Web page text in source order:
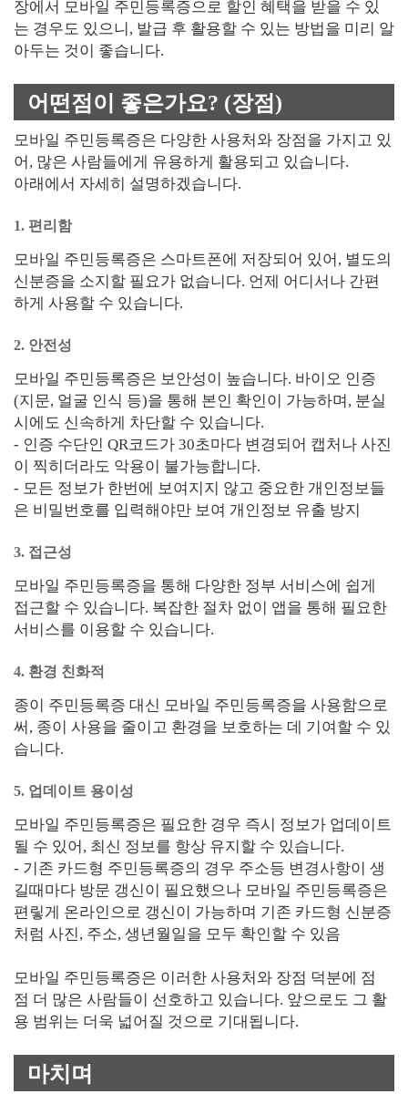
장에서 모바일 주민등록증으로 할인 혜택을 받을 수 있
는 경우도 있으니, 발급 후 활용할 수 있는 방법을 미리 알
아두는 것이 좋습니다.
어떤점이 좋은가요? (장점)
모바일 주민등록증은 다양한 사용처와 장점을 가지고 있
어, 많은 사람들에게 유용하게 활용되고 있습니다.
아래에서 자세히 설명하겠습니다.
1. 편리함
모바일 주민등록증은 스마트폰에 저장되어 있어, 별도의
신분증을 소지할 필요가 없습니다. 언제 어디서나 간편
하게 사용할 수 있습니다.
2. 안전성
모바일 주민등록증은 보안성이 높습니다. 바이오 인증
(지문, 얼굴 인식 등)을 통해 본인 확인이 가능하며, 분실
시에도 신속하게 차단할 수 있습니다.
- 인증 수단인 QR코드가 30초마다 변경되어 캡처나 사진
이 찍히더라도 악용이 불가능합니다.
- 모든 정보가 한번에 보여지지 않고 중요한 개인정보들
은 비밀번호를 입력해야만 보여 개인정보 유출 방지
3. 접근성
모바일 주민등록증을 통해 다양한 정부 서비스에 쉽게
접근할 수 있습니다. 복잡한 절차 없이 앱을 통해 필요한
서비스를 이용할 수 있습니다.
4. 환경 친화적
종이 주민등록증 대신 모바일 주민등록증을 사용함으로
써, 종이 사용을 줄이고 환경을 보호하는 데 기여할 수 있
습니다.
5. 업데이트 용이성
모바일 주민등록증은 필요한 경우 즉시 정보가 업데이트
될 수 있어, 최신 정보를 항상 유지할 수 있습니다.
- 기존 카드형 주민등록증의 경우 주소등 변경사항이 생
길때마다 방문 갱신이 필요했으나 모바일 주민등록증은
편맇게 온라인으로 갱신이 가능하며 기존 카드형 신분증
처럼 사진, 주소, 생년월일을 모두 확인할 수 있음
모바일 주민등록증은 이러한 사용처와 장점 덕분에 점
점 더 많은 사람들이 선호하고 있습니다. 앞으로도 그 활
용 범위는 더욱 넓어질 것으로 기대됩니다.
마치며